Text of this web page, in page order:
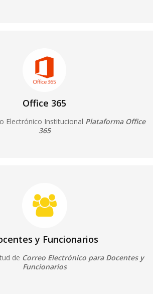
Office 365
Electrónico Institucional Plataforma Office
365
y Funcionarios
de Correo Electrónico para Docentes y
Funcionarios